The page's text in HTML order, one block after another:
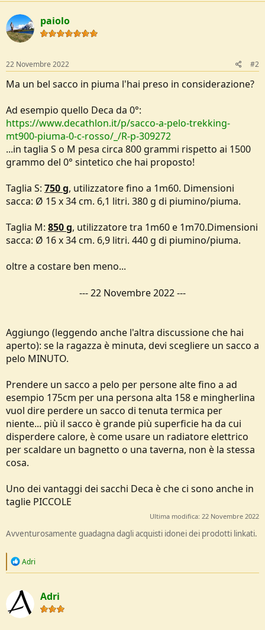
paiolo
22 Novembre 2022 #2
Ma un bel sacco in piuma l'hai preso in considerazione?
Ad esempio quello Deca da 0°:
https://www.decathlon.it/p/sacco-a-pelo-trekking-
mt900-piuma-0-c-rosso/_/R-p-309272
...in taglia S o M pesa circa 800 grammi rispetto ai 1500
grammo del 0° sintetico che hai proposto!
Taglia S: 750 g, utilizzatore fino a 1m60. Dimensioni
sacca: Ø 15 x 34 cm. 6,1 litri. 380 g di piumino/piuma.
Taglia M: 850 g, utilizzatore tra 1m60 e 1m70.Dimensioni
sacca: Ø 16 x 34 cm. 6,9 litri. 440 g di piumino/piuma.
oltre a costare ben meno...
---22 Novembre 2022---
Aggiungo (leggendo anche l'altra discussione che hai
aperto): se la ragazza è minuta, devi scegliere un sacco a
pelo MINUTO.
Prendere un sacco a pelo per persone alte fino a ad
esempio 175cm per una persona alta 158 e mingherlina
vuol dire perdere un sacco di tenuta termica per
niente... più il sacco è grande più superficie ha da cui
disperdere calore, è come usare un radiatore elettrico
per scaldare un bagnetto o una taverna, non è la stessa
cosa.
Uno dei vantaggi dei sacchi Deca è che ci sono anche in
taglie PICCOLE
Ultima modifica: 22 Novembre 2022
Avventurosamente guadagna dagli acquisti idonei dei prodotti linkati.
R
c
t
i
o
Adri
Adri